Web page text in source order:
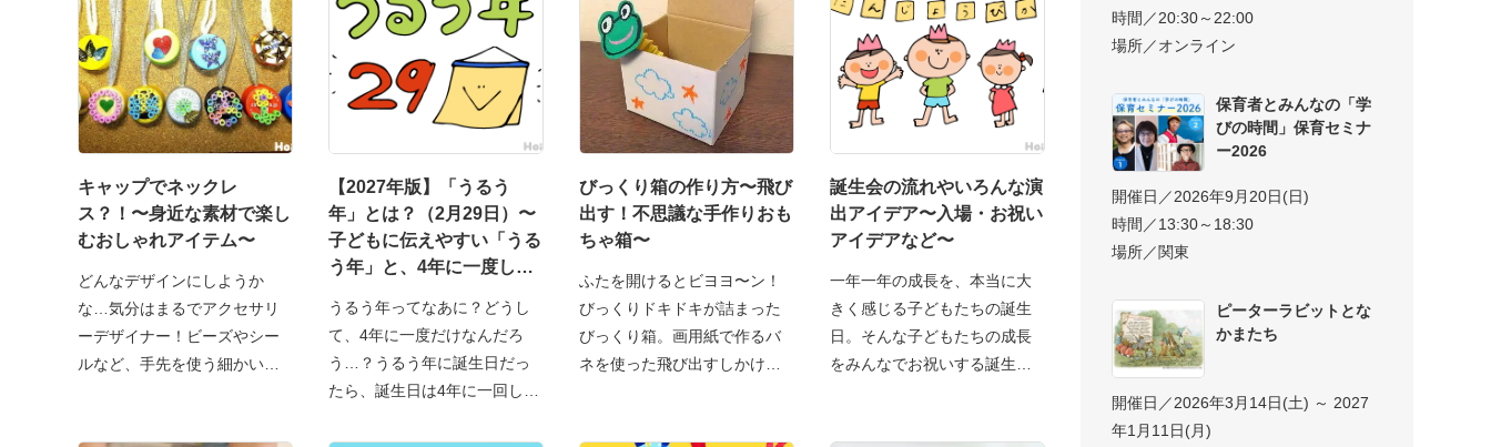
キャップでネックレ
ス？！〜身近な素材で楽し
むおしゃれアイテム〜
どんなデザインにしようか
な…気分はまるでアクセサリ
ーデザイナー！ビーズやシー
ルなど、手先を使う細かい飾
【2027年版】「うるう
年」とは？（2月29日）〜
子どもに伝えやすい「うる
う年」と、4年に一度しか
うるう年ってなあに？どうし
て、4年に一度だけなんだろ
う…？うるう年に誕生日だっ
たら、誕生日は4年に一回しか
びっくり箱の作り方〜飛び
出す！不思議な手作りおも
ちゃ箱〜
ふたを開けるとビヨヨ〜ン！
びっくりドキドキが詰まった
びっくり箱。画用紙で作るバ
ネを使った飛び出すしかけが
誕生会の流れやいろんな演
出アイデア〜入場・お祝い
アイデアなど〜
一年一年の成長を、本当に大
きく感じる子どもたちの誕生
日。そんな子どもたちの成長
をみんなでお祝いする誕生会
時間／20:30～22:00
場所／オンライン
保育者とみんなの「学
びの時間」保育セミナ
ー2026
開催日／2026年9月20日(日)
時間／13:30～18:30
場所／関東
ピーターラビットとな
かまたち
開催日／2026年3月14日(土) ～ 2027
年1月11日(月)